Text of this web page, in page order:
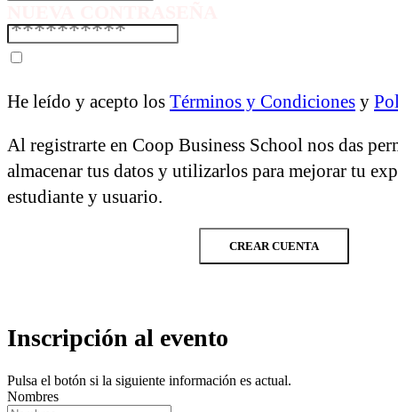
He leído y acepto los Términos y Condiciones y
Al registrarte en Coop Business School nos das
almacenar tus datos y utilizarlos para mejorar tu
estudiante y usuario.
CREAR CUENTA
Inscripción al evento
Pulsa el botón si la siguiente información es actual.
Nombres